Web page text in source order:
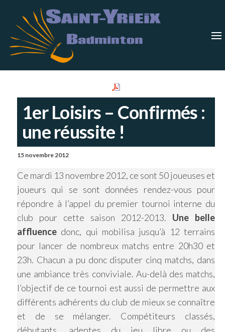
the
content
1er Loisirs – Confirmés :
une réussite !
15 novembre 2012
Ce mardi 13 novembre 2012, ce sont 50 joueuses et
joueurs qui se sont données rendez-vous pour
répondre à l’appel du premier tournoi interne du
club pour cette saison 2012-2013. Une belle
affluence donc, qui mobilisa jusqu’à 12 terrains
pour lancer de nombreux matchs entre 20h30 et
23h. Chacun a pu donc disputer cinq matchs, dans
une ambiance très conviviale. Au-delà des matchs,
l’objectif de ce tournoi est aussi de permettre aux
différents adhérents du club de mieux se connaître
et de se mélanger. Compétiteurs classés,